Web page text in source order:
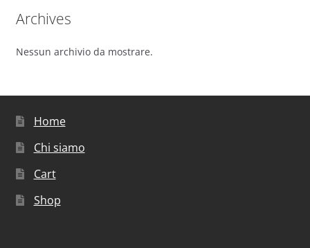
Archives
Nessun archivio da mostrare.
Home
Chi siamo
Cart
Shop